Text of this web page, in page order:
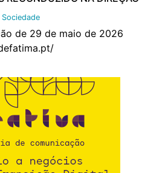
Sociedade
de 29 de maio de 2026